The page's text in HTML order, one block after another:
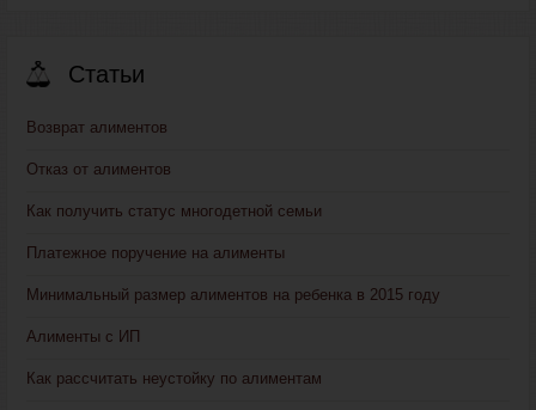
Статьи
Возврат алиментов
Отказ от алиментов
Как получить статус многодетной семьи
Платежное поручение на алименты
Минимальный размер алиментов на ребенка в 2015 году
Алименты с ИП
Как рассчитать неустойку по алиментам